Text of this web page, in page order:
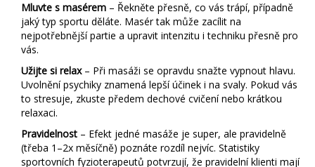
Mluvte s masérem – Řekněte přesně, co vás trápí, případně
jaký typ sportu děláte. Masér tak může zacílit na
nejpotřebnější partie a upravit intenzitu i techniku přesně pro
vás.
Užijte si relax– Při masáži se opravdu snažte vypnout hlavu.
Uvolnění psychiky znamená lepší účinek i na svaly. Pokud vás
to stresuje, zkuste předem dechové cvičení nebo krátkou
relaxaci.
Pravidelnost – Efekt jedné masáže je super, ale pravidelně
(třeba 1–2x měsíčně) poznáte rozdíl nejvíc. Statistiky
sportovních fyzioterapeutů potvrzují, že pravidelní klienti mají